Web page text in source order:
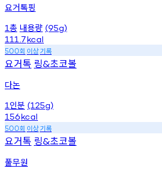
요거톡핑
1총 내용량 (95g)
111.7kcal
500회 이상기록
요거톡 링&초코볼
다논
1 인분 (125g)
156kcal
500회 이상기록
요거톡 링&초코볼
풀무원